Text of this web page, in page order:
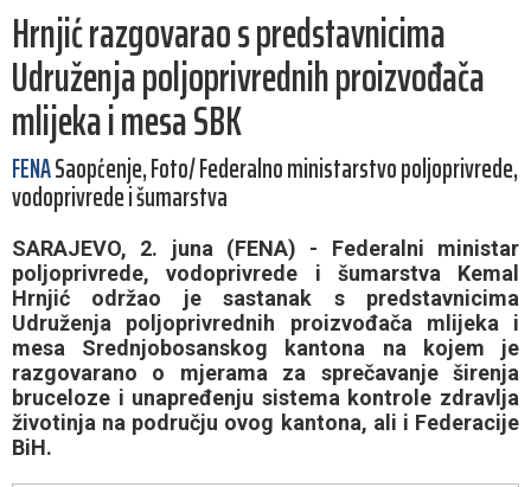
Hrnjić razgovarao s predstavnicima
Udruženja poljoprivrednih proizvođača
mlijeka i mesa SBK
FENASaopćenje, Foto/ Federalno ministarstvo poljoprivrede,
vodoprivrede i šumarstva
SARAJEVO, 2. juna (FENA) - Federalni ministar
poljoprivrede, vodoprivrede i šumarstva Kemal
Hrnjić održao je sastanak s predstavnicima
Udruženja poljoprivrednih proizvođača mlijeka i
mesa Srednjobosanskog kantona na kojem je
razgovarano o mjerama za sprečavanje širenja
bruceloze i unapređenju sistema kontrole zdravlja
životinja na području ovog kantona, ali i Federacije
BiH.